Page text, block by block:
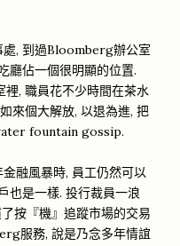
, 到過Bloomberg辦公室
廳佔一個很明顯的位置.
, 職員花不少時間在茶水
來個大解放, 以退為進, 把
fountain gossip.
融風暴時, 員工仍然可以
也是一樣. 投行裁員一浪
按『機』追蹤市場的交易
服務, 說是乃念多年情誼